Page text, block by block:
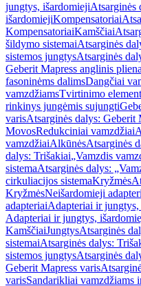
jungtys, išardomiejiAtsarginės
išardomiejiKompensatoriai
KompensatoriaiKamščiai
šildymo sistemaiAtsarginės
sistemos jungtysAtsarginės
Geberit Mapress anglinis
fasoninėms dalimsDangčiai
vamzdžiamsTvirtinimo
rinkinys jungėmis sujungti
varisAtsarginės dalys: Geberit
MovosRedukciniai vamzdžiai
vamzdžiaiAlkūnėsAtsarginės
dalys: Trišakiai„Vamzdis
sistemaAtsarginės dalys:
cirkuliacijos sistemaKryžmės
KryžmėsNeišardomieji
adapteriaiAdapteriai ir
Adapteriai ir jungtys,
KamščiaiJungtysAtsarginės
sistemaiAtsarginės dalys:
sistemos jungtysAtsarginės
Geberit Mapress varis
varisSandarikliai vamzdžiams